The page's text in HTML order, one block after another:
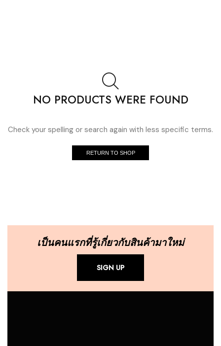
NO PRODUCTS WERE FOUND
Check your spelling or search again with less specific terms.
RETURN TO SHOP
เป็นคนแรกที่รู้เกี่ยวกับสินค้ามาใหม่
SIGN UP